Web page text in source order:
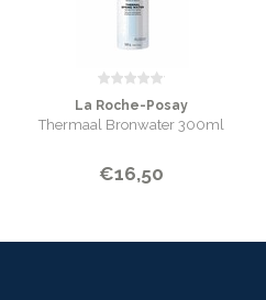
La Roche-Posay
Thermaal Bronwater 300ml
€16,50